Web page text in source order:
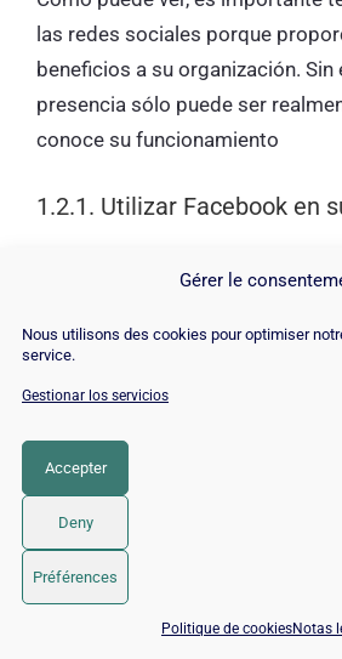
Gérer le
Nous utilisons des cookies pour optimiser
service.
Gestionar los servicios
Accepter
Deny
Préférences
Politique de cookiesNotas
las redes sociales porque
beneficios a su organización. Sin
presencia sólo puede ser
conoce su funcionamiento
1.2.1. Utilizar Facebook en
Creada en 2004 por Mark
Permite a sus usuarios
Comparta todo tipo de
imágenes, audio);
Siga la vida de sus amigos
Para charlar
Y así sucesivamente.
Facebook ofrece a las empresas
📅 Reservar 15 min con un